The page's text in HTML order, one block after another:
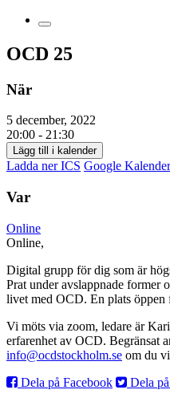
OCD 25
När
5 december, 2022
20:00 - 21:30
Lägg till i kalender
Ladda ner ICS Google Kalender
Var
Online
Online,
Digital grupp för dig som är
Prat under avslappnade former
livet med OCD. En plats
Vi möts via zoom, ledare är
erfarenhet av OCD. Begränsat
info@ocdstockholm.se om du
Dela på Facebook
Dela